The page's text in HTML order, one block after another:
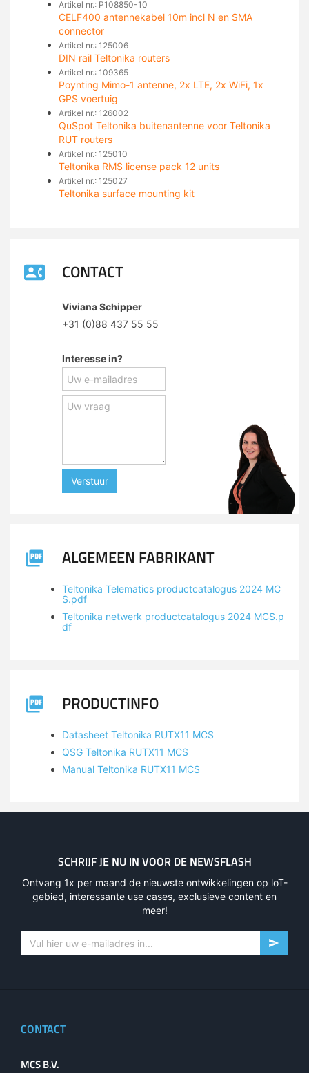
Artikel nr.: P108850-10
CELF400 antennekabel 10m incl N en SMA
connector
Artikel nr.: 125006
DIN rail Teltonika routers
Artikel nr.: 109365
Poynting Mimo-1 antenne, 2x LTE, 2x WiFi, 1x
GPS voertuig
Artikel nr.: 126002
QuSpot Teltonika buitenantenne voor Teltonika
RUT routers
Artikel nr.: 125010
Teltonika RMS license pack 12 units
Artikel nr.: 125027
Teltonika surface mounting kit
CONTACT
Viviana Schipper
+31 (0)88 437 55 55
Interesse in?
Verstuur
ALGEMEEN FABRIKANT
Teltonika Telematics productcatalogus 2024 MC
S.pdf
Teltonika netwerk productcatalogus 2024 MCS.p
df
PRODUCTINFO
Datasheet Teltonika RUTX11 MCS
QSG Teltonika RUTX11 MCS
Manual Teltonika RUTX11 MCS
SCHRIJF JE NU IN VOOR DE NEWSFLASH
Ontvang 1x per maand de nieuwste ontwikkelingen op loT-
gebied, interessante use cases, exclusieve content en
meer!
CONTACT
MCS B.V.